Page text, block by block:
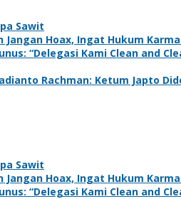
Sawit
Jangan Hoax, Ingat Hukum
“Delegasi Kami Clean and
Rachman: Ketum Japto
Sawit
Jangan Hoax, Ingat Hukum
“Delegasi Kami Clean and